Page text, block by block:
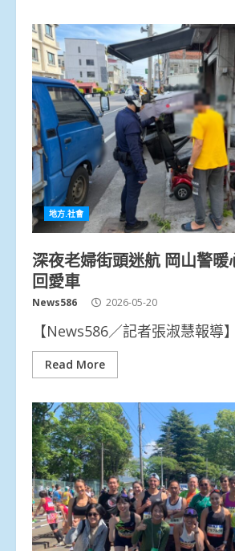
地方.社會
深夜老婦街頭迷航 岡山警
回愛車
News586 2026-05-20
【News586／記者張淑慧報導
Read More